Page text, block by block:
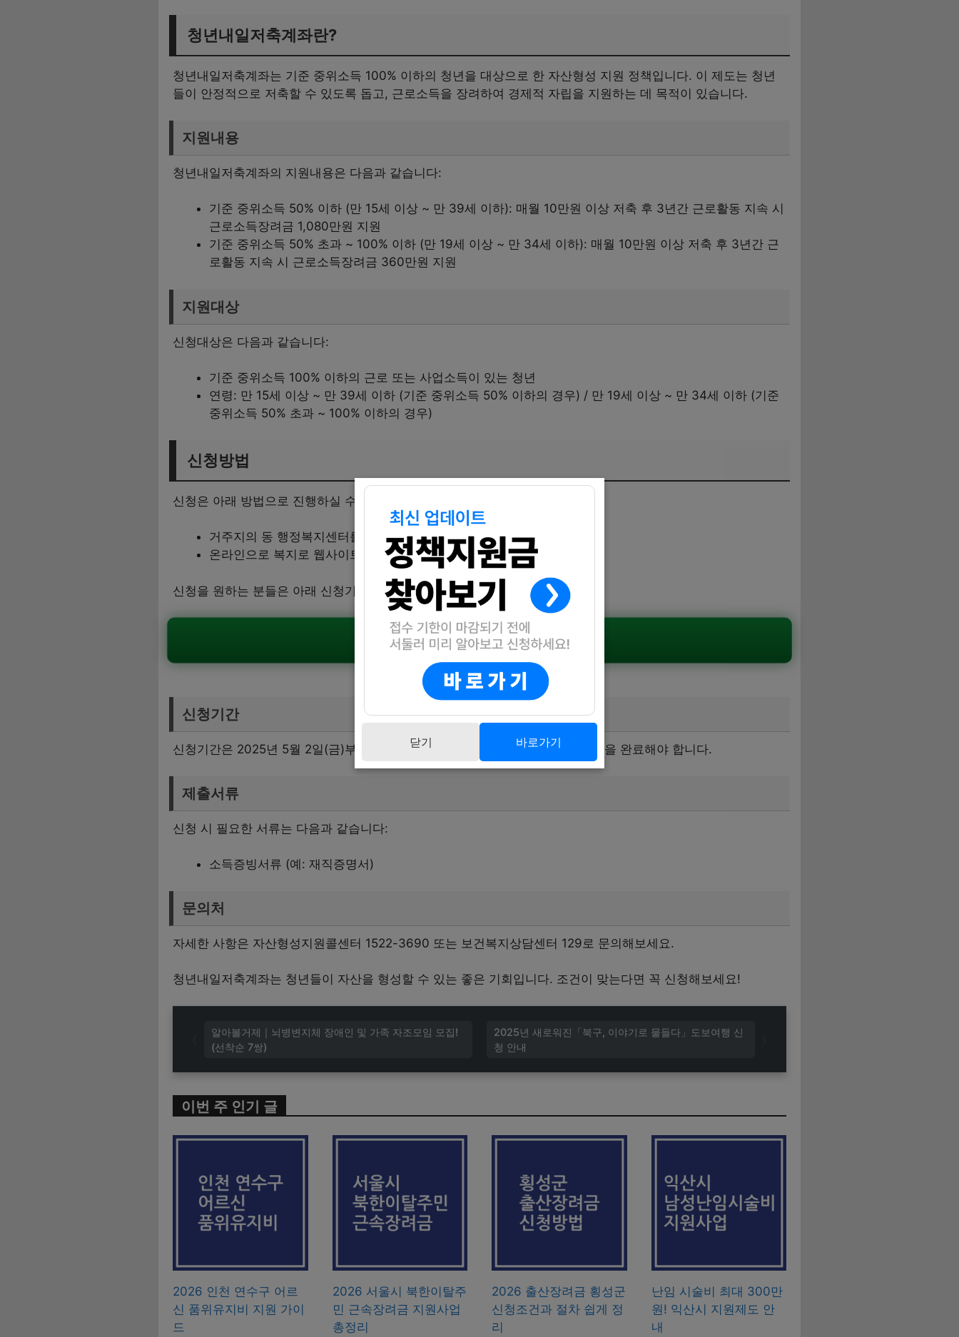
청년내일저축계좌란?
청년내일저축계좌는 기준 중위소득 100% 이하의 청년을 대상으로 한 자산형성 지원 정책입니다. 이 제도는 청년
들이 안정적으로 저축할 수 있도록 돕고, 근로소득을 장려하여 경제적 자립을 지원하는 데 목적이 있습니다.
지원내용
청년내일저축계좌의 지원내용은 다음과 같습니다:
기준 중위소득 50% 이하 (만 15세 이상 ~ 만 39세 이하): 매월 10만원 이상 저축 후 3년간 근로활동 지속 시
근로소득장려금 1,080만원 지원
기준 중위소득 50% 초과 ~ 100% 이하 (만 19세 이상 ~ 만 34세 이하): 매월 10만원 이상 저축 후 3년간 근
로활동 지속 시 근로소득장려금 360만원 지원
지원대상
신청대상은 다음과 같습니다:
기준 중위소득 100% 이하의 근로 또는 사업소득이 있는 청년
연령: 만 15세 이상 ~ 만 39세 이하 (기준 중위소득 50% 이하의 경우) / 만 19세 이상 ~ 만 34세 이하 (기준
중위소득 50% 초과 ~ 100% 이하의 경우)
신청방법
신청은 아래 방법으로 진행하실 수 있습니다:
거주지의 동 행정복지센터를 방문하여 신청
온라인으로 복지로 웹사이트(www.bokjiro.go.kr)를 통해 신청
신청을 원하는 분들은 아래 신청기한 내 늦지 않게 서둘러 신청해보세요.
공식공고 확인하기
신청기간
신청기간은 2025년 5월 2일(금)부터 5월 21일(수)까지입니다. 이 기간 내에 신청을 완료해야 합니다.
제출서류
신청 시 필요한 서류는 다음과 같습니다:
소득증빙서류 (예: 재직증명서)
문의처
자세한 사항은 자산형성지원콜센터 1522-3690 또는 보건복지상담센터 129로 문의해보세요.
청년내일저축계좌는 청년들이 자산을 형성할 수 있는 좋은 기회입니다. 조건이 맞는다면 꼭 신청해보세요!
2025년 새로워진「북구, 이야기로 물들다」도보여행 신
청 안내
알아볼거제｜뇌병변지체 장애인 및 가족 자조모임 모집!
(선착순 7쌍)
이번 주 인기 글
2026 인천 연수구 어르
신 품위유지비 지원 가이
드
2026 서울시 북한이탈주
민 근속장려금 지원사업
총정리
2026 출산장려금 횡성군
신청조건과 절차 쉽게 정
리
난임 시술비 최대 300만
원! 익산시 지원제도 안
내
닫기 바로가기